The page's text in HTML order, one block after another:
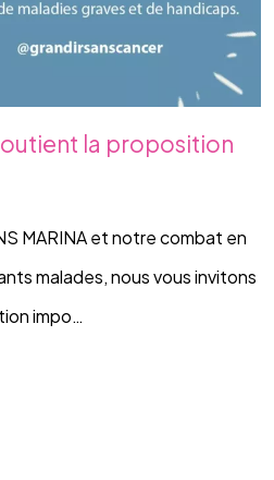
la proposition
MARINA et notre combat en
malades, nous vous invitons
impo…